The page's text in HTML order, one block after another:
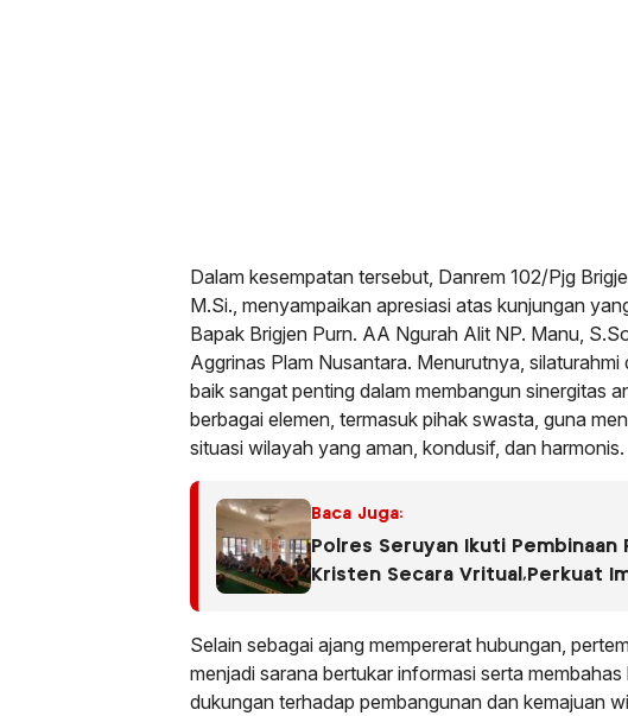
Dalam kesempatan tersebut, Danrem 102/Pjg
M.Si., menyampaikan apresiasi atas kunjungan
Bapak Brigjen Purn. AA Ngurah Alit NP. Manu,
Aggrinas Plam Nusantara. Menurutnya,
baik sangat penting dalam membangun sinergitas
berbagai elemen, termasuk pihak swasta, guna
situasi wilayah yang aman, kondusif, dan harmonis.
Baca Juga:
Polres Seruyan Ikuti Pembinaan
Kristen Secara Vritual,Perkuat
Selain sebagai ajang mempererat hubungan,
menjadi sarana bertukar informasi serta
dukungan terhadap pembangunan dan kemajuan